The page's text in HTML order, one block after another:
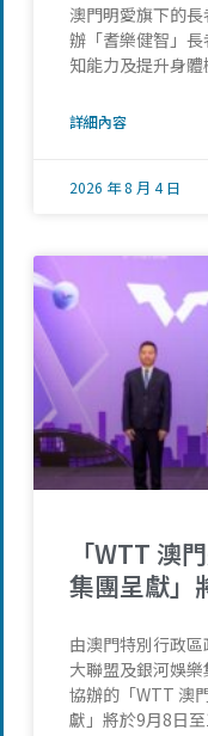
澳門明愛旗下的
辦「耆樂健智」
知能力及提升身體
詳細內容
2026 年 8 月 4 日
「WTT 澳
集團呈獻」
由澳門特別行政
大聯盟及銀河娛
協辦的「WTT 澳
獻」將於9月8日